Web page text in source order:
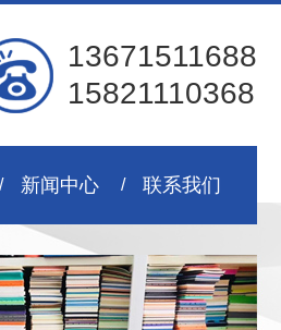
13671511688
15821110368
新闻中心 联系我们